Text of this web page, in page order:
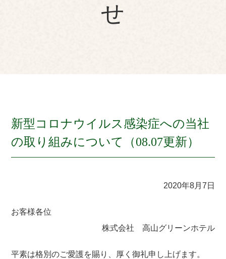
せ
新型コロナウイルス感染症への当社
の取り組みについて（08.07更新）
2020年8月7日
お客様各位
株式会社 高山グリーンホテル
平素は格別のご愛護を賜り、厚く御礼申し上げます。